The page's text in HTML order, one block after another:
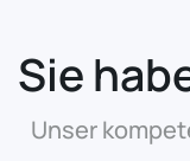
Sie
Unser